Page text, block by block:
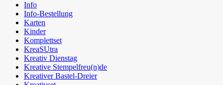
Info
Info-Bestellung
Karten
Kinder
Komplettset
KreaSUtra
Kreativ Dienstag
Kreative Stempelfreu(n)de
Kreativer Bastel-Dreier